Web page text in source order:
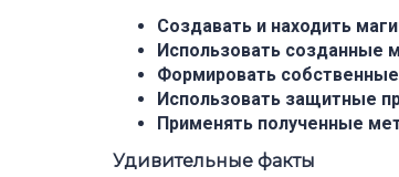
Создавать и находить
Использовать созданные
Формировать
Использовать защитные
Применять полученные
Удивительные факты